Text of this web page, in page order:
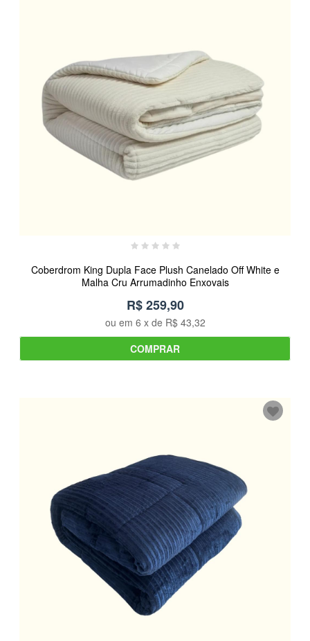
Coberdrom King Dupla Face Plush Canelado Off White e
Malha Cru Arrumadinho Enxovais
R$ 259,90
ou em 6 x de R$ 43,32
COMPRAR